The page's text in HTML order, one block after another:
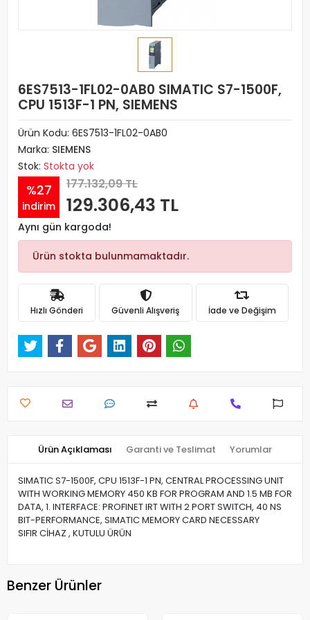
6ES7513-1FL02-0AB0 SIMATIC S7-1500F,
CPU 1513F-1 PN, SIEMENS
Ürün Kodu: 6ES7513-1FL02-0AB0
Marka: SIEMENS
Stok: Stokta yok
%27
indirim
177.132,09 TL
129.306,43 TL
Aynı gün kargoda!
Ürün stokta bulunmamaktadır.
Hızlı Gönderi Güvenli Alışveriş İade ve Değişim
Ürün Açıklaması Garanti ve Teslimat Yorumlar
SIMATIC S7-1500F, CPU 1513F-1 PN, CENTRAL PROCESSING UNIT
WITH WORKING MEMORY 450 KB FOR PROGRAM AND 1.5 MB FOR
DATA, 1. INTERFACE: PROFINET IRT WITH 2 PORT SWITCH, 40 NS
BIT-PERFORMANCE, SIMATIC MEMORY CARD NECESSARY
SIFIR CİHAZ , KUTULU ÜRÜN
Benzer Ürünler